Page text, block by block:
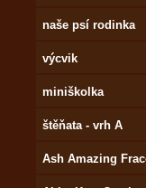
naše psí rodinka
výcvik
miniškolka
štěňata - vrh A
Ash Amazing